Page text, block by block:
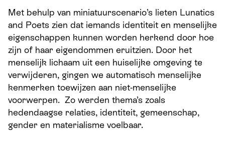
Met behulp van miniatuurscenario’s lieten Lunatics
and Poets zien dat iemands identiteit en menselijke
eigenschappen kunnen worden herkend door hoe
zijn of haar eigendommen eruitzien. Door het
menselijk lichaam uit een huiselijke omgeving te
verwijderen, gingen we automatisch menselijke
kenmerken toewijzen aan niet-menselijke
voorwerpen. Zo werden thema’s zoals
hedendaagse relaties, identiteit, gemeenschap,
gender en materialisme voelbaar.